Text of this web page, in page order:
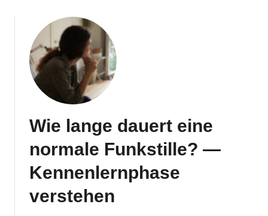
Wie lange dauert eine
normale Funkstille? —
Kennenlernphase
verstehen